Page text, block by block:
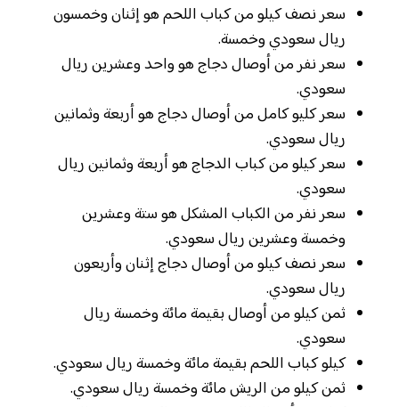
سعر نصف كيلو من كباب اللحم هو إثنان وخمسون
ريال سعودي وخمسة.
سعر نفر من أوصال دجاج هو واحد وعشرين ريال
سعودي.
سعر كليو كامل من أوصال دجاج هو أربعة وثمانين
ريال سعودي.
سعر كيلو من كباب الدجاج هو أربعة وثمانين ريال
سعودي.
سعر نفر من الكباب المشكل هو ستة وعشرين
وخمسة وعشرين ريال سعودي.
سعر نصف كيلو من أوصال دجاج إثنان وأربعون
ريال سعودي.
ثمن كيلو من أوصال بقيمة مائة وخمسة ريال
سعودي.
كيلو كباب اللحم بقيمة مائة وخمسة ريال سعودي.
ثمن كيلو من الريش مائة وخمسة ريال سعودي.